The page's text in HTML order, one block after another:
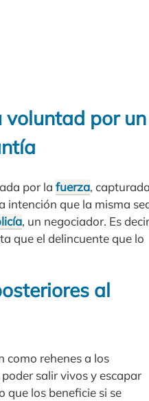
voluntad por un
por la fuerza, capturada
intención que la misma
, un negociador. Es
que el delincuente que lo
al
como rehenes a los
salir vivos y escapar
que los beneficie si se